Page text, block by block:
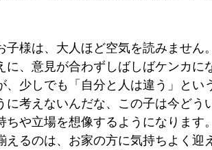
様は、大人ほど空気を読みません
に、意見が合わずしばしばケンカに
、少しでも「自分と人は違う」とい
に考えないんだな、この子は今どう
ちや立場を想像するようになります
えるのは、お家の方に気持ちよく迎